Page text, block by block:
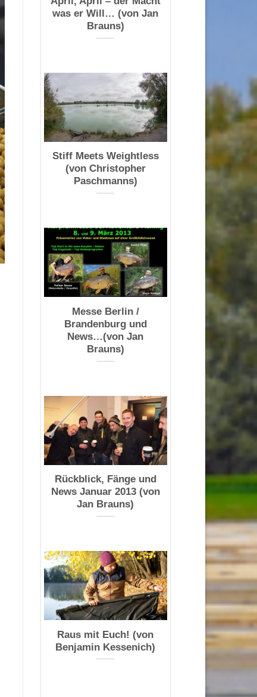
was er Will… (von Jan
Brauns)
Stiff Meets Weightless
(von Christopher
Paschmanns)
Messe Berlin /
Brandenburg und
News…(von Jan
Brauns)
Rückblick, Fänge und
News Januar 2013 (von
Jan Brauns)
Raus mit Euch! (von
Benjamin Kessenich)